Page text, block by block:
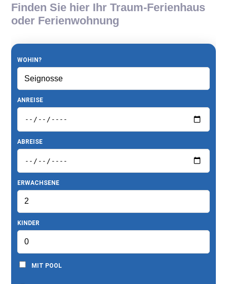
Finden Sie hier Ihr Traum-Ferienhaus
oder Ferienwohnung
WOHIN?
ANREISE
ABREISE
ERWACHSENE
KINDER
MIT POOL